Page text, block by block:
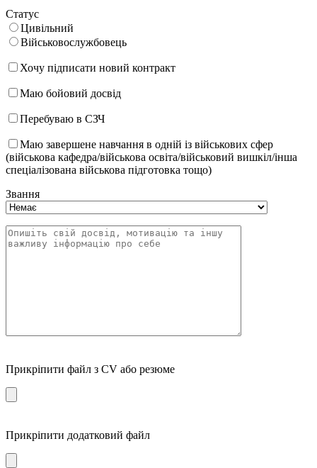
Статус
Цивільний
Військовослужбовець
Хочу підписати новий контракт
Маю бойовий досвід
Перебуваю в СЗЧ
Маю завершене навчання в одній із військових сфер
(військова кафедра/військова освіта/військовий вишкіл/інша
спеціалізована військова підготовка тощо)
Звання
Прикріпити файл з CV або резюме
Прикріпити додатковий файл